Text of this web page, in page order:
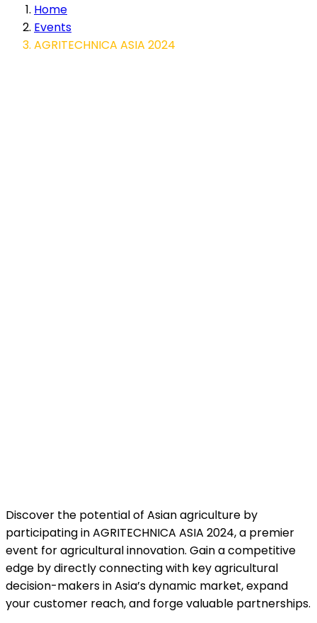
Home
Events
AGRITECHNICA ASIA 2024
Discover the potential of Asian agriculture by
participating in AGRITECHNICA ASIA 2024, a premier
event for agricultural innovation. Gain a competitive
edge by directly connecting with key agricultural
decision-makers in Asia’s dynamic market, expand
your customer reach, and forge valuable partnerships.